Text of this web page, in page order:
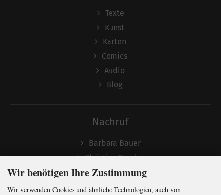
Texte
Kunst
Karten
Comics
Audio
Blog
Nachruf
Barbara Bauer
Christian Semler
Wir benötigen Ihre Zustimmung
Wir verwenden Cookies und ähnliche Technologien, auch von